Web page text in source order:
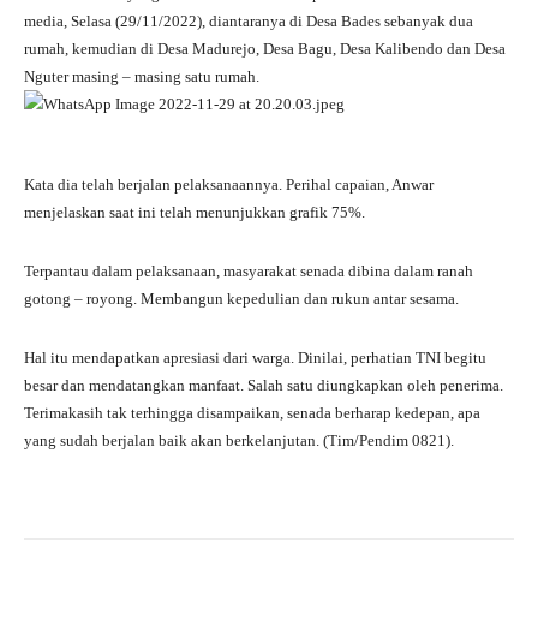
media, Selasa (29/11/2022), diantaranya di Desa Bades sebanyak dua
rumah, kemudian di Desa Madurejo, Desa Bagu, Desa Kalibendo dan Desa
Nguter masing – masing satu rumah.
Kata dia telah berjalan pelaksanaannya. Perihal capaian, Anwar
menjelaskan saat ini telah menunjukkan grafik 75%.
Terpantau dalam pelaksanaan, masyarakat senada dibina dalam ranah
gotong – royong. Membangun kepedulian dan rukun antar sesama.
Hal itu mendapatkan apresiasi dari warga. Dinilai, perhatian TNI begitu
besar dan mendatangkan manfaat. Salah satu diungkapkan oleh penerima.
Terimakasih tak terhingga disampaikan, senada berharap kedepan, apa
yang sudah berjalan baik akan berkelanjutan. (Tim/Pendim 0821).